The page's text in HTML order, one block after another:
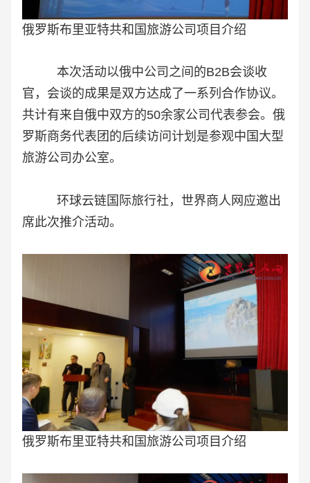
俄罗斯布里亚特共和国旅游公司项目介绍
本次活动以俄中公司之间的B2B会谈收
官，会谈的成果是双方达成了一系列合作协议。
共计有来自俄中双方的50余家公司代表参会。 俄
罗斯商务代表团的后续访问计划是参观中国大型
旅游公司办公室。
环球云链国际旅行社，世界商人网应邀出
席此次推介活动。
俄罗斯布里亚特共和国旅游公司项目介绍